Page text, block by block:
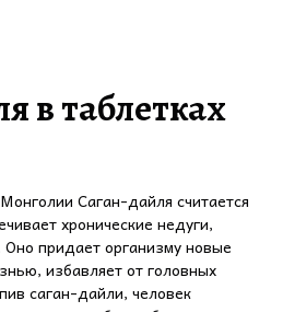
в таблетках
Саган-дайля считается
хронические недуги,
придает организму новые
избавляет от головных
саган-дайли, человек